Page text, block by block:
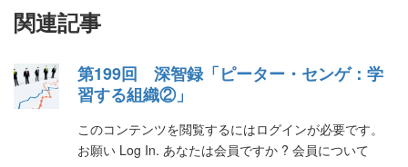
関連記事
第199回 深智録「ピーター・センゲ：学
習する組織②」
このコンテンツを閲覧するにはログインが必要です。
お願い Log In. あなたは会員ですか ? 会員について